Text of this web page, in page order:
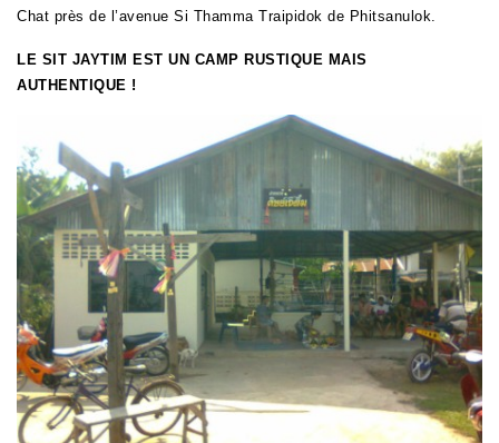
Chat près de l’avenue Si Thamma Traipidok de Phitsanulok.
LE SIT JAYTIM EST UN CAMP RUSTIQUE MAIS
AUTHENTIQUE !